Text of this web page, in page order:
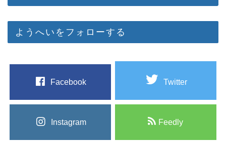
ようへいをフォローする
Facebook Twitter
Instagram Feedly